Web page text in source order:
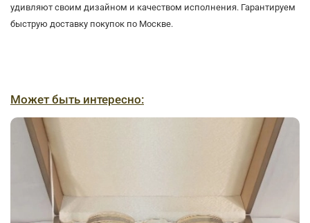
удивляют своим дизайном и качеством исполнения. Гарантируем
быструю доставку покупок по Москве.
Может быть интересно: